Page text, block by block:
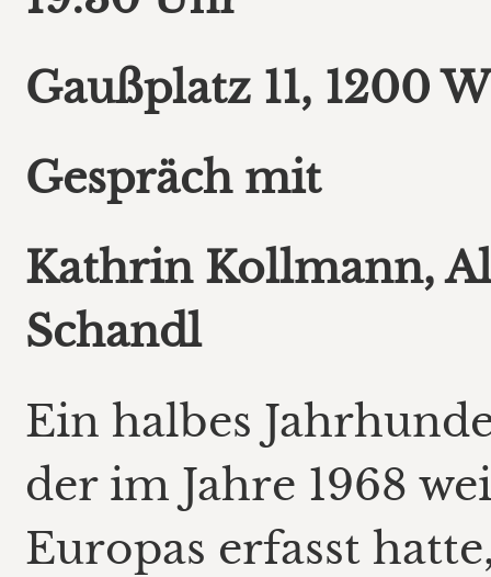
Gaußplatz 11, 1200
Gespräch mit
Kathrin Kollmann,
Schandl
Ein halbes
der im Jahre 1968
Europas erfasst